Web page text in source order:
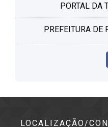
PORTAL DA
PREFEITURA DE
LOCALIZAÇÃO/